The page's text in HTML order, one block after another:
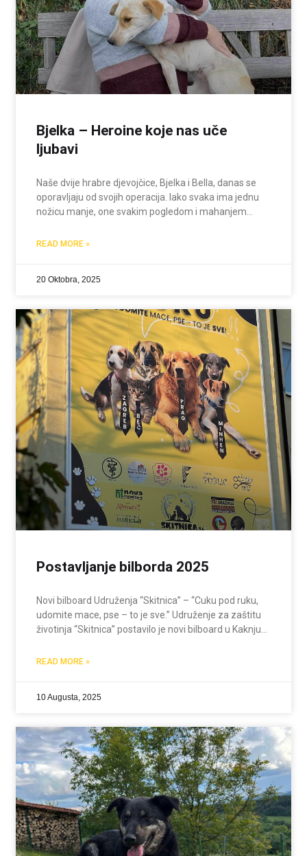
Bjelka – Heroine koje nas uče
ljubavi
Naše dvije hrabre djevojčice, Bjelka i Bella, danas se
oporavljaju od svojih operacija. Iako svaka ima jednu
nožicu manje, one svakim pogledom i mahanjem
srca. Njihova priča je podsjetnik da
READ MORE »
20 Oktobra, 2025
Postavljanje bilborda 2025
Novi bilboard Udruženja “Skitnica” – “Cuku pod ruku,
udomite mace, pse – to je sve.” Udruženje za zaštitu
životinja “Skitnica” postavilo je novi bilboard u Kaknju
je sve.” Ovaj
READ MORE »
10 Augusta, 2025